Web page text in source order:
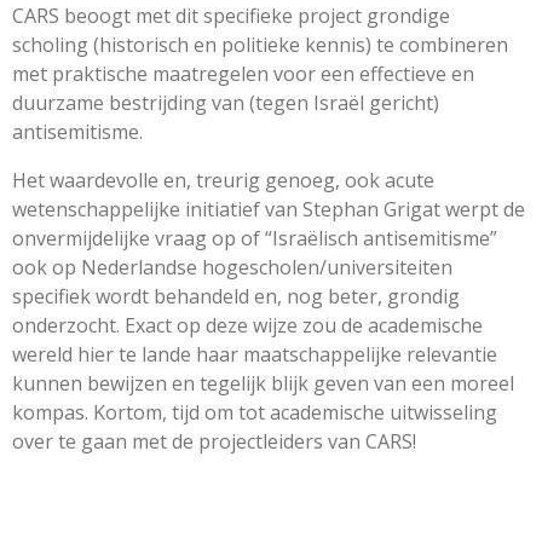
CARS beoogt met dit specifieke project grondige
scholing (historisch en politieke kennis) te combineren
met praktische maatregelen voor een effectieve en
duurzame bestrijding van (tegen Israël gericht)
antisemitisme.
Het waardevolle en, treurig genoeg, ook acute
wetenschappelijke initiatief van Stephan Grigat werpt de
onvermijdelijke vraag op of “Israëlisch antisemitisme”
ook op Nederlandse hogescholen/universiteiten
specifiek wordt behandeld en, nog beter, grondig
onderzocht. Exact op deze wijze zou de academische
wereld hier te lande haar maatschappelijke relevantie
kunnen bewijzen en tegelijk blijk geven van een moreel
kompas. Kortom, tijd om tot academische uitwisseling
over te gaan met de projectleiders van CARS!